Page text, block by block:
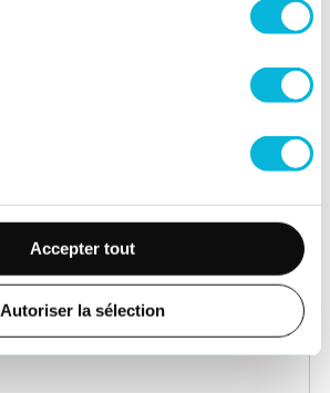
Accepter tout
Autoriser la sélection